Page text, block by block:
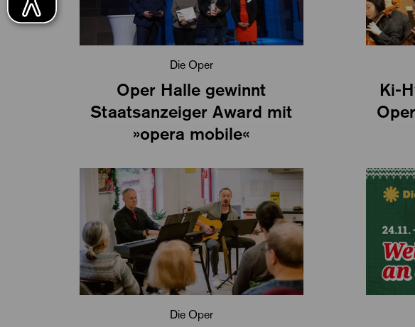
Die Oper
Oper Halle gewinnt
Staatsanzeiger Award mit
»opera mobile«
Ki-
Die Oper